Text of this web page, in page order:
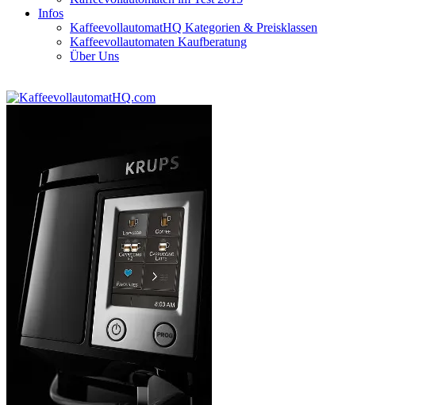
Infos
KaffeevollautomatHQ Kategorien & Preisklassen
Kaffeevollautomaten Kaufberatung
Über Uns